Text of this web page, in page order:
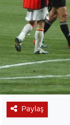
Paylaş